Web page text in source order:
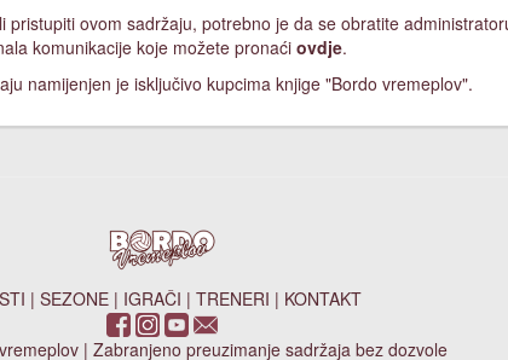
ovom sadržaju, potrebno je da se obratite
komunikacije koje možete pronaći ovdje.
namijenjen je isključivo kupcima knjige "Bordo vremeplov".
| SEZONE| IGRAČI | TRENERI | KONTAKT
| Zabranjeno preuzimanje sadržaja bez dozvole